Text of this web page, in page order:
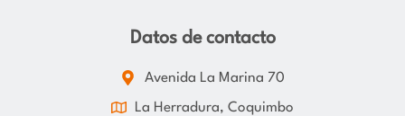
Datos de contacto
Avenida La Marina 70
La Herradura, Coquimbo